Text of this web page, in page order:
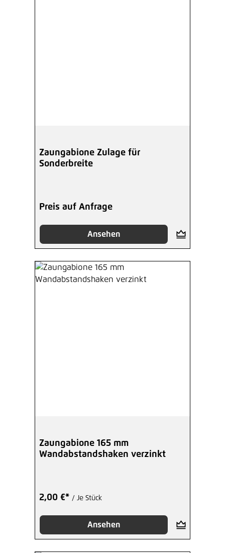
Zaungabione Zulage für
Sonderbreite
Preis auf Anfrage
Ansehen
Zaungabione 165 mm
Wandabstandshaken verzinkt
2,00 €* / Je Stück
Ansehen